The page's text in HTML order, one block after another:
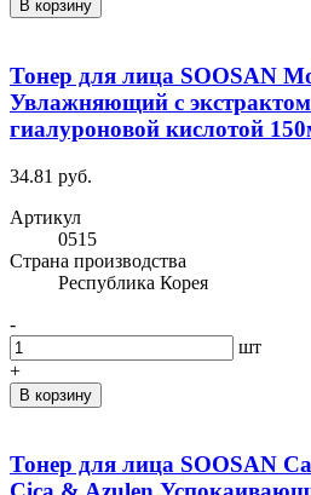
В корзину
Тонер для лица SOOSAN
Увлажняющий с
гиалуроновой кислотой
34.81 руб.
Артикул
0515
Cтрана производства
Республика Корея
-
шт
+
В корзину
Тонер для лица SOOSAN